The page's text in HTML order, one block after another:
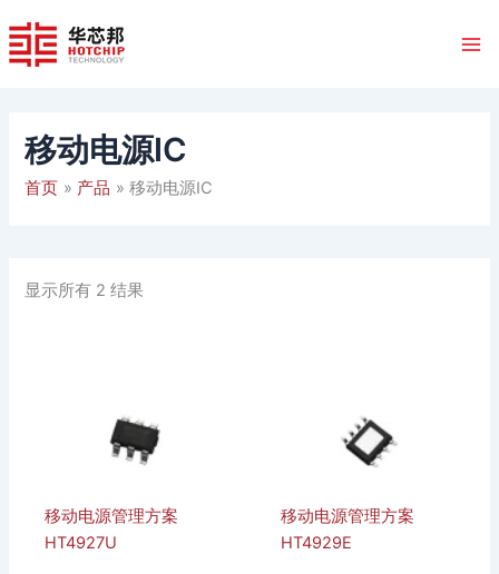
至
内
移动电源IC
首页 产品 移动电源IC
显示所有 2 结果
移动电源管理方案
HT4927U
移动电源管理方案
HT4929E